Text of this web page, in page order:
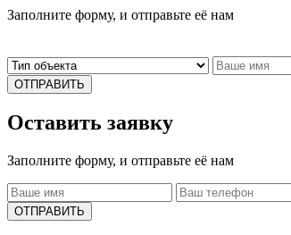
Заполните форму, и отправьте её нам
ОТПРАВИТЬ
Оставить заявку
Заполните форму, и отправьте её нам
ОТПРАВИТЬ